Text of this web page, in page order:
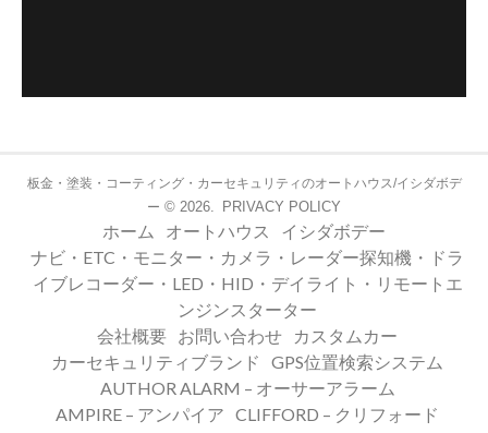
板金・塗装・コーティング・カーセキュリティのオートハウス/イシダボデ
ー © 2026. PRIVACY POLICY
ホーム オートハウス
イシダボデー
ナビ・ETC・モニター・カメラ・レーダー探知機・ドラ
イブレコーダー・LED・HID・デイライト・リモートエ
ンジンスターター
会社概要 お問い合わせ
カスタムカー
カーセキュリティブランド
GPS位置検索システム
AUTHOR ALARM – オーサーアラーム
AMPIRE – アンパイア CLIFFORD – クリフォード